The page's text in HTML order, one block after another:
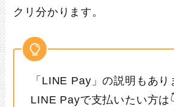
クリ分かります。
「LINE Pay」の説明もあり
LINE Payで支払いたい方は